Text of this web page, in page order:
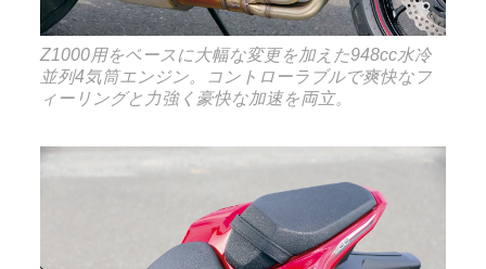
Z1000用をベースに大幅な変更を加えた948cc水冷
並列4気筒エンジン。コントローラブルで爽快なフ
ィーリングと力強く豪快な加速を両立。